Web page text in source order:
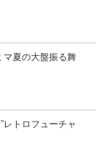
マ夏の大盤振る舞
トロフューチャ